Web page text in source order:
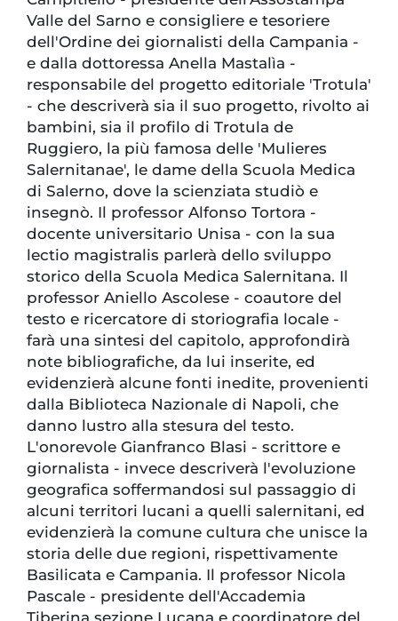
Valle del Sarno e consigliere e tesoriere
dell'Ordine dei giornalisti della Campania -
e dalla dottoressa Anella Mastalìa -
responsabile del progetto editoriale 'Trotula'
- che descriverà sia il suo progetto, rivolto ai
bambini, sia il profilo di Trotula de
Ruggiero, la più famosa delle 'Mulieres
Salernitanae', le dame della Scuola Medica
di Salerno, dove la scienziata studiò e
insegnò. Il professor Alfonso Tortora -
docente universitario Unisa - con la sua
lectio magistralis parlerà dello sviluppo
storico della Scuola Medica Salernitana. Il
professor Aniello Ascolese - coautore del
testo e ricercatore di storiografia locale -
farà una sintesi del capitolo, approfondirà
note bibliografiche, da lui inserite, ed
evidenzierà alcune fonti inedite, provenienti
dalla Biblioteca Nazionale di Napoli, che
danno lustro alla stesura del testo.
L'onorevole Gianfranco Blasi - scrittore e
giornalista - invece descriverà l'evoluzione
geografica soffermandosi sul passaggio di
alcuni territori lucani a quelli salernitani, ed
evidenzierà la comune cultura che unisce la
storia delle due regioni, rispettivamente
Basilicata e Campania. Il professor Nicola
Pascale - presidente dell'Accademia